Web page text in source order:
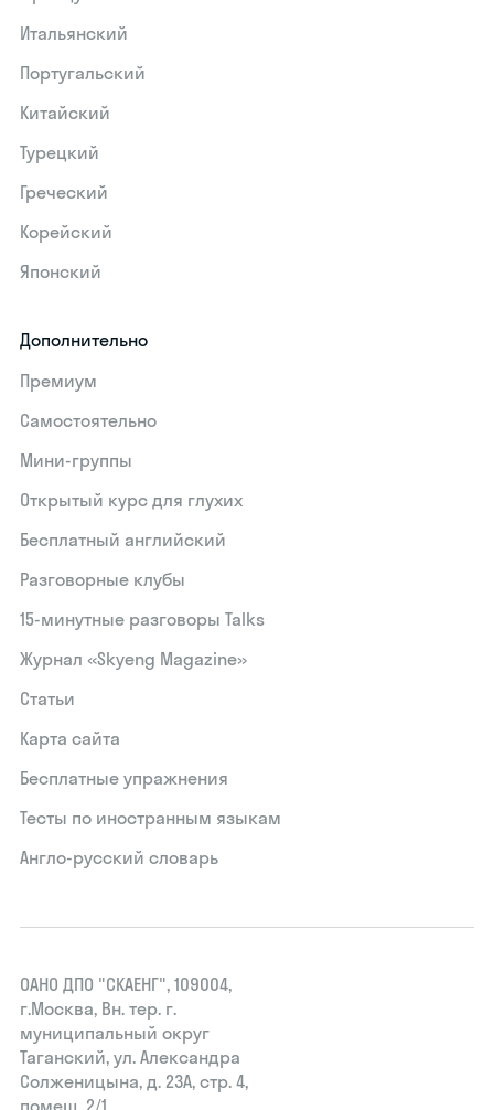
Итальянский
Португальский
Китайский
Турецкий
Греческий
Корейский
Японский
Дополнительно
Премиум
Самостоятельно
Мини-группы
Открытый курс для глухих
Бесплатный английский
Разговорные клубы
15‑минутные разговоры Talks
Журнал «Skyeng Magazine»
Статьи
Карта сайта
Бесплатные упражнения
Тесты по иностранным языкам
Англо-русский словарь
ОАНО ДПО "СКАЕНГ", 109004,
г.Москва, Вн. тер. г.
муниципальный округ
Таганский, ул. Александра
Солженицына, д. 23А, стр. 4,